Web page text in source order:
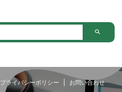
プライバシーポリシー お問い合わせ